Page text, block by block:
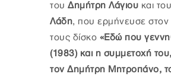
του Δημήτρη Λάγιου και του
Λάδη, που ερμήνευσε στον
τους δίσκο «Εδώ που
(1983) και η συμμετοχή
τον Δημήτρη Μητροπάνο,